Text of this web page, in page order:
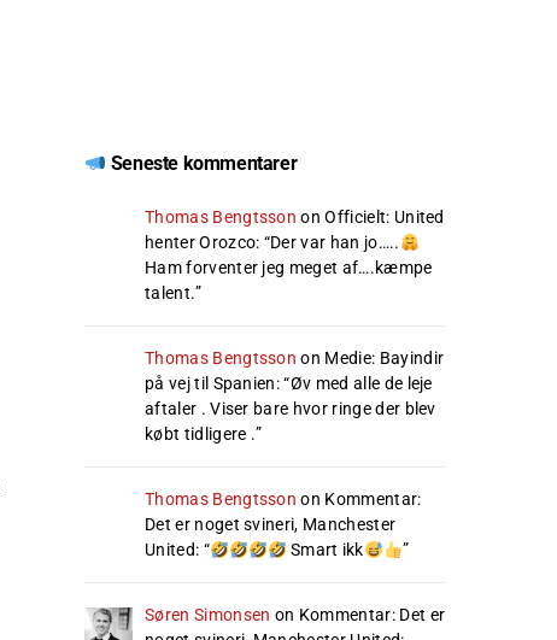
Seneste kommentarer
Thomas Bengtsson onOfficielt: United
henter Orozco: “Der var han jo…..
Ham forventer jeg meget af….kæmpe
talent.”
Thomas Bengtsson on Medie: Bayindir
på vej til Spanien: “Øv med alle de leje
aftaler . Viser bare hvor ringe der blev
købt tidligere .”
Thomas Bengtsson on Kommentar:
Det er noget svineri, Manchester
United: “ Smart ikk ”
Søren Simonsen on Kommentar: Det er